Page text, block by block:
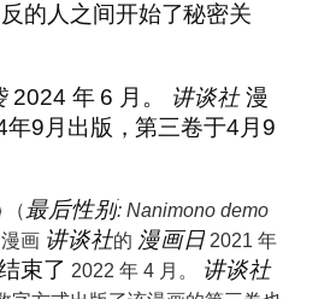
的人之间开始了秘密关
2024 年 6 月。 讲谈社漫
年9月出版，第三卷于4月9
（最后性别: Nanimono demo
画 讲谈社的 漫画日 2021 年
束了 2022 年 4 月。 讲谈社